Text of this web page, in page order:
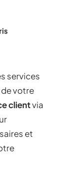
services
votre
clientvia
et